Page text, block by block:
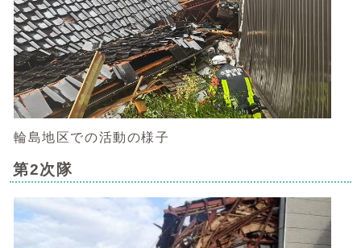
輪島地区での活動の様子
第2次隊